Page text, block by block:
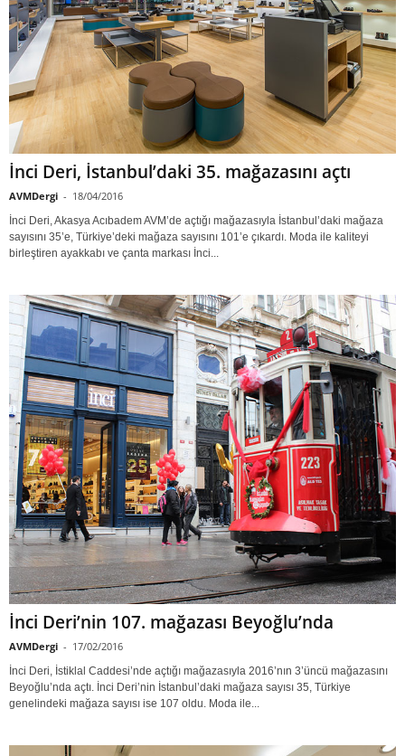
İnci Deri, İstanbul’daki 35. mağazasını açtı
AVMDergi - 18/04/2016
İnci Deri, Akasya Acıbadem AVM’de açtığı mağazasıyla İstanbul’daki mağaza
sayısını 35’e, Türkiye’deki mağaza sayısını 101’e çıkardı. Moda ile kaliteyi
birleştiren ayakkabı ve çanta markası İnci...
İnci Deri’nin 107. mağazası Beyoğlu’nda
AVMDergi - 17/02/2016
İnci Deri, İstiklal Caddesi’nde açtığı mağazasıyla 2016’nın 3’üncü mağazasını
Beyoğlu’nda açtı. İnci Deri’nin İstanbul’daki mağaza sayısı 35, Türkiye
genelindeki mağaza sayısı ise 107 oldu. Moda ile...